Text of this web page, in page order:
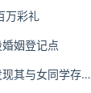
万彩礼
姻登记点
其与女同学存婚